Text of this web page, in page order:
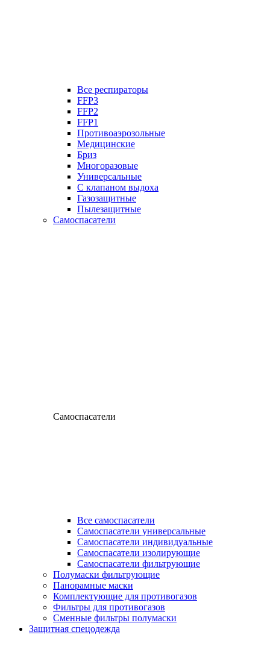
Все респираторы
FFP3
FFP2
FFP1
Противоаэрозольные
Медицинские
Бриз
Многоразовые
Универсальные
С клапаном выдоха
Газозащитные
Пылезащитные
Самоспасатели
Самоспасатели
Все самоспасатели
Самоспасатели универсальные
Самоспасатели индивидуальные
Самоспасатели изолирующие
Самоспасатели фильтрующие
Полумаски фильтрующие
Панорамные маски
Комплектующие для противогазов
Фильтры для противогазов
Сменные фильтры полумаски
Защитная спецодежда